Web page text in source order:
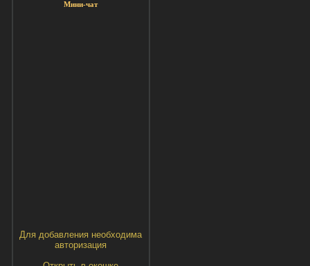
Мини-чат
Для добавления необходима
авторизация